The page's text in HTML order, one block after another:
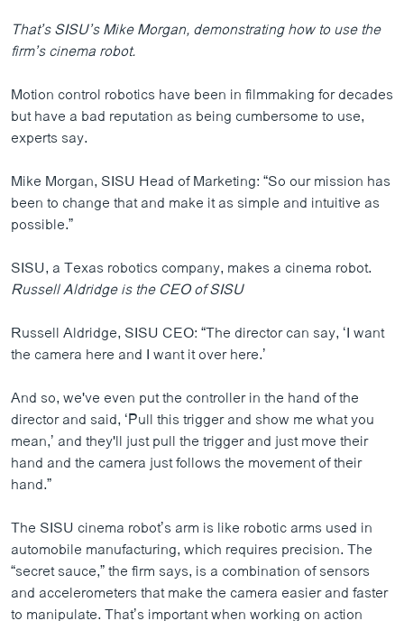
That’s SISU’s Mike Morgan, demonstrating how to use the
firm’s cinema robot.
Motion control robotics have been in filmmaking for decades
but have a bad reputation as being cumbersome to use,
experts say.
Mike Morgan, SISU Head of Marketing: “So our mission has
been to change that and make it as simple and intuitive as
possible.”
SISU, a Texas robotics company, makes a cinema robot.
Russell Aldridge is the CEO of SISU
Russell Aldridge, SISU CEO: “The director can say, ‘I want
the camera here and I want it over here.’
And so, we've even put the controller in the hand of the
director and said, ‘Pull this trigger and show me what you
mean,’ and they'll just pull the trigger and just move their
hand and the camera just follows the movement of their
hand.”
The SISU cinema robot’s arm is like robotic arms used in
automobile manufacturing, which requires precision. The
“secret sauce,” the firm says, is a combination of sensors
and accelerometers that make the camera easier and faster
to manipulate. That’s important when working on action